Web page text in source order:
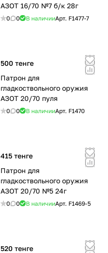
АЗОТ 16/70 №7 б/к 28г
0 0 В наличииАрт. F1477-7
500 тенге
Патрон для
гладкоствольного оружия
АЗОТ 20/70 пуля
0 0 В наличииАрт. F1470
415 тенге
Патрон для
гладкоствольного оружия
АЗОТ 20/70 №5 24г
0 0 В наличииАрт. F1469-5
520 тенге